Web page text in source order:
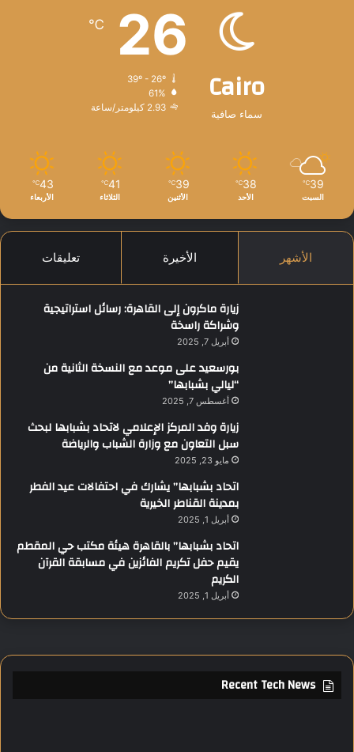
Cairo
سماء صافية
26
℃
39º - 26º
61%
2.93 كيلومتر/ساعة
39
℃
السبت
38
℃
الأحد
39
℃
الأثنين
41
℃
الثلاثاء
43
℃
الأربعاء
الأشهر الأخيرة تعليقات
زيارة ماكرون إلى القاهرة: رسائل استراتيجية
وشراكة راسخة
أبريل 7, 2025
بورسعيد على موعد مع النسخة الثانية من
“ليالي بشبابها”
أغسطس 7, 2025
زيارة وفد المركز الإعلامي لاتحاد بشبابها لبحث
سبل التعاون مع وزارة الشباب والرياضة
مايو 23, 2025
اتحاد بشبابها” يشارك في احتفالات عيد الفطر
بمدينة القناطر الخيرية
أبريل 1, 2025
اتحاد بشبابها” بالقاهرة هيئة مكتب حي المقطم
يقيم حفل تكريم الفائزين في مسابقة القرآن
الكريم
أبريل 1, 2025
Recent Tech News